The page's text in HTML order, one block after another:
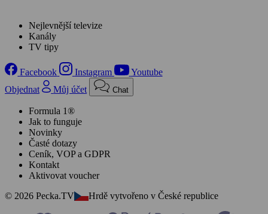
Nejlevnější televize
Kanály
TV tipy
Facebook Instagram
Youtube
Objednat
Můj účet Chat
Formula 1®
Jak to funguje
Novinky
Časté dotazy
Ceník, VOP a GDPR
Kontakt
Aktivovat voucher
© 2026 Pecka.TV
Hrdě vytvořeno v České republice